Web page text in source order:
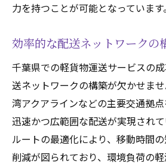
力を持つことが可能となっています。
効率的な配送ネットワークの
千葉県での軽貨物運送サービスの
送ネットワークの構築が欠かせま
湾アクアラインなどの主要交通拠点
迅速かつ広範囲な配送が実現され
ルートの最適化により、移動時間
削減が図られており、環境負荷の